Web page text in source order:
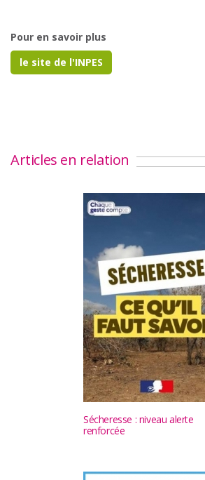
Pour en savoir plus
le site de l'INPES
Articles en relation
Sécheresse : niveau alerte
renforcée